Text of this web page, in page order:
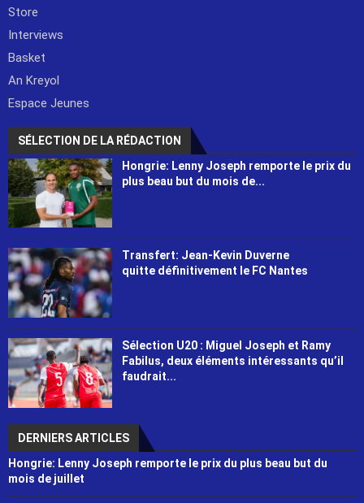
Store
Interviews
Basket
An Kreyol
Espace Jeunes
SÉLECTION DE LA RÉDACTION
Hongrie: Lenny Joseph remporte le prix du
plus beau but du mois de...
Transfert: Jean-Kevin Duverne
quitte définitivement le FC Nantes
Sélection U20 : Miguel Joseph et Ramy
Fabilus, deux éléments intéressants qu’il
faudrait...
DERNIERS ARTICLES
Hongrie: Lenny Joseph remporte le prix du plus beau but du
mois de juillet